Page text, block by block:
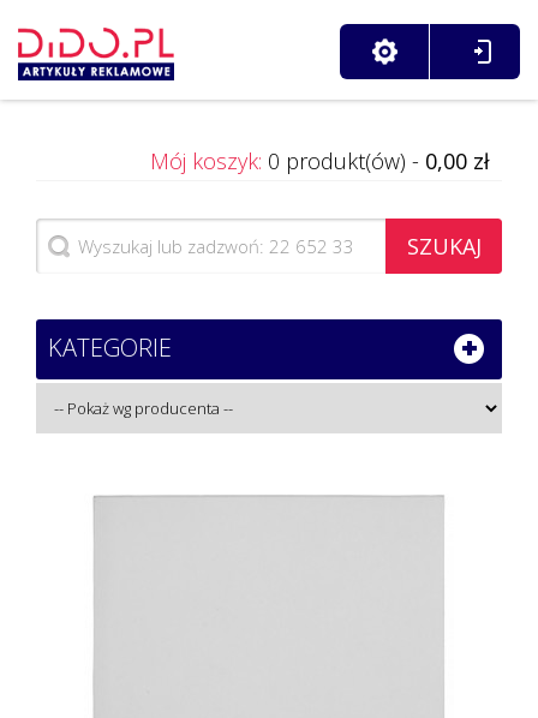
Mój koszyk: 0 produkt(ów) - 0,00 zł
SZUKAJ
KATEGORIE